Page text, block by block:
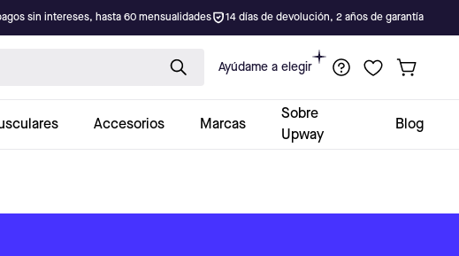
sin intereses, hasta 60 mensualidades 14 días de devolución, 2 años de garantía
Ayúdame a elegir
Accesorios Marcas
Sobre
Upway
Blog